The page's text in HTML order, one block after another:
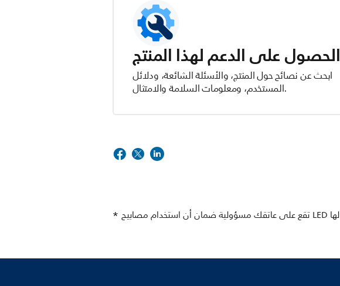
الحصول على الدعم لهذا المنتج
ابحث عن نصائح حول المنتج، والأسئلة الشائعة، ودلائل
المستخدم، ومعلومات السلامة والامتثال.